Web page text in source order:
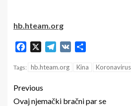
hb.hteam.org
Facebook Telegram
VK
Tags: hb.hteam.org Kina Koronavirus
Previous
Ovaj njemački bračni par se